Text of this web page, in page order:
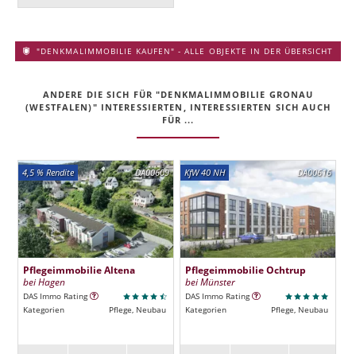
"DENKMALIMMOBILIE KAUFEN" - ALLE OBJEKTE IN DER ÜBERSICHT
ANDERE DIE SICH FÜR "DENKMALIMMOBILIE GRONAU
(WESTFALEN)" INTERESSIERTEN, INTERESSIERTEN SICH AUCH
FÜR ...
DA00609
4,5 % Rendite
Pflegeimmobilie Altena
bei Hagen
DAS Immo Rating
Kategorien
Pflege, Neubau
DA00616
KfW 40 NH
Pflegeimmobilie Ochtrup
bei Münster
DAS Immo Rating
Kategorien
Pflege, Neubau